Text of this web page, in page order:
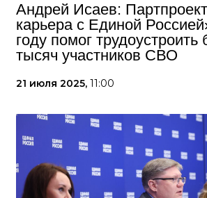
Андрей Исаев:
карьера с Единой
году помог трудоустроить
тысяч участников СВО
21 июля 2025, 11:00